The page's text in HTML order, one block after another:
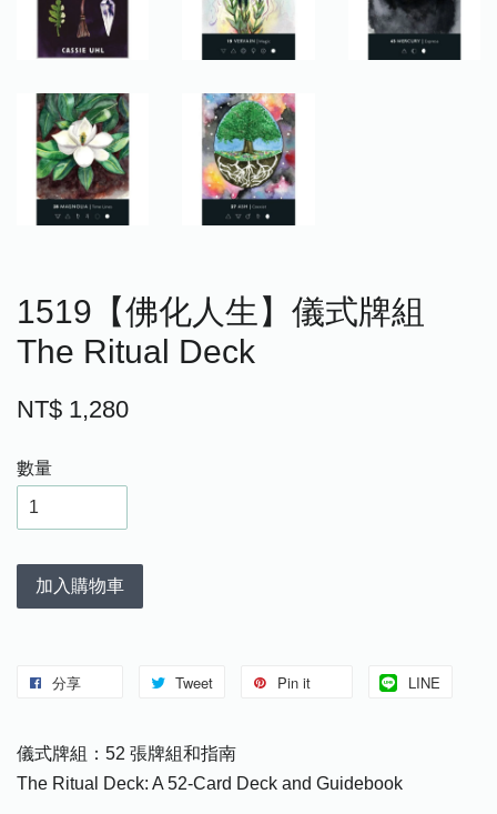
1519【佛化人生】儀式牌組
The Ritual Deck
NT$ 1,280
數量
加入購物車
分享 Tweet Pin it LINE
儀式牌組：52 張牌組和指南
The Ritual Deck: A 52-Card Deck and Guidebook